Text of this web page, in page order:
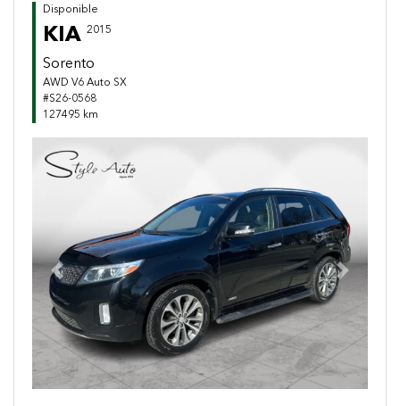
Disponible
KIA 2015
Sorento
AWD V6 Auto SX
#S26-0568
127495 km
Previous Next